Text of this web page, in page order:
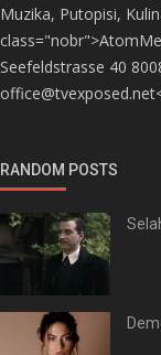
Muzika, Putopisi,
Seefeldstrasse 40
RANDOM POSTS